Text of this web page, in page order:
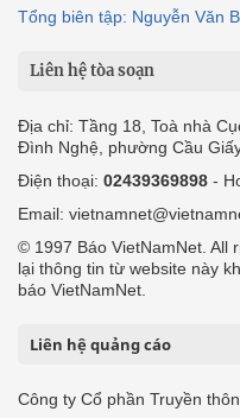
Tổng biên tập: Nguyễn Văn
Liên hệ tòa soạn
Địa chỉ: Tầng 18, Toà nhà
Đình Nghệ, phường Cầu
Điện thoại: 02439369898 -
Email:
© 1997 Báo VietNamNet. All
lại thông tin từ website này
báo VietNamNet.
Liên hệ quảng cáo
Công ty Cổ phần Truyền